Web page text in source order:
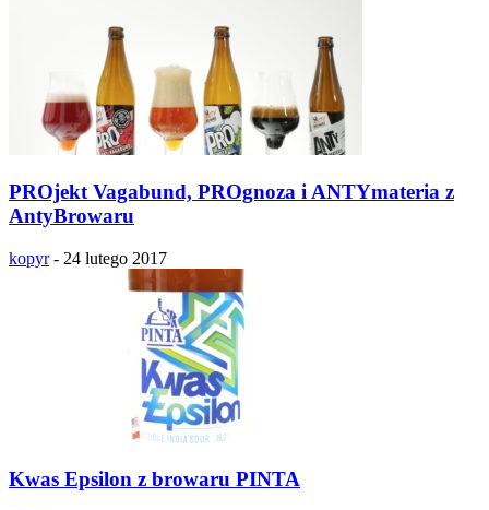
PROjekt Vagabund, PROgnoza i ANTYmateria z
AntyBrowaru
kopyr - 24 lutego 2017
Kwas Epsilon z browaru PINTA